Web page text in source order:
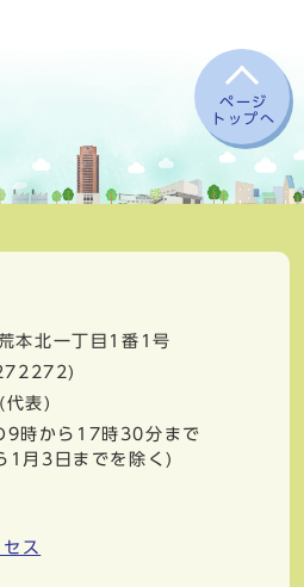
ページ
トップへ
本北一丁目1番1号
(代表)
9時から17時30分まで
1月3日までを除く)
ス